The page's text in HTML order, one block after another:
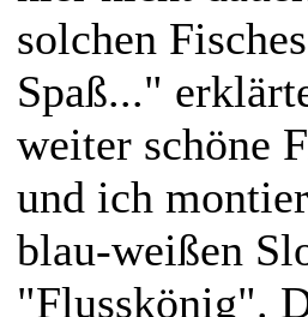
solchen
Spaß..."
weiter schöne
und ich
blau-weißen
"Flusskönig".